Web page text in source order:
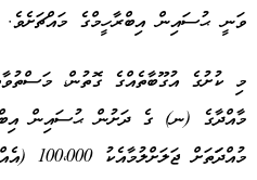
ވަނީ ޙުސައިން އިބްރާހީމްގެ މައްޗަށެވެ.